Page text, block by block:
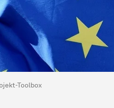
Toolbox